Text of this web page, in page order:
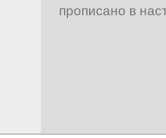
прописано в